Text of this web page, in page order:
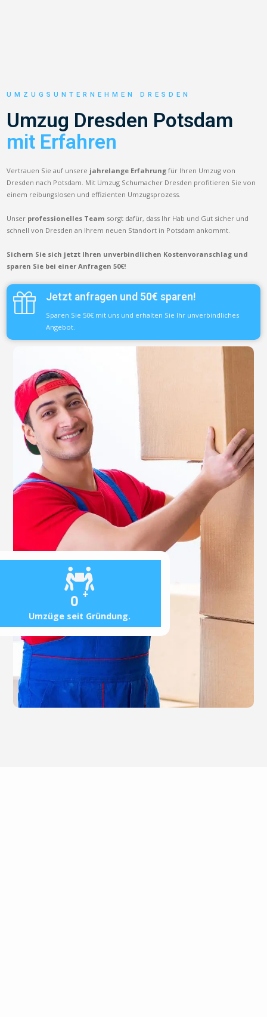
0 +
Umzüge seit Gründung.
UMZUGSUNTERNEHMEN DRESDEN
Umzug Dresden Potsdam
mit Erfahren
Vertrauen Sie auf unsere jahrelange Erfahrung für Ihren Umzug von
Dresden nach Potsdam. Mit Umzug Schumacher Dresden profitieren Sie von
einem reibungslosen und effizienten Umzugsprozess.
Unser professionelles Team sorgt dafür, dass Ihr Hab und Gut sicher und
schnell von Dresden an Ihrem neuen Standort in Potsdam ankommt.
Sichern Sie sich jetzt Ihren unverbindlichen Kostenvoranschlag und
sparen Sie bei einer Anfragen 50€!
Jetzt anfragen und 50€ sparen!
Sparen Sie 50€ mit uns und erhalten Sie Ihr unverbindliches
Angebot.